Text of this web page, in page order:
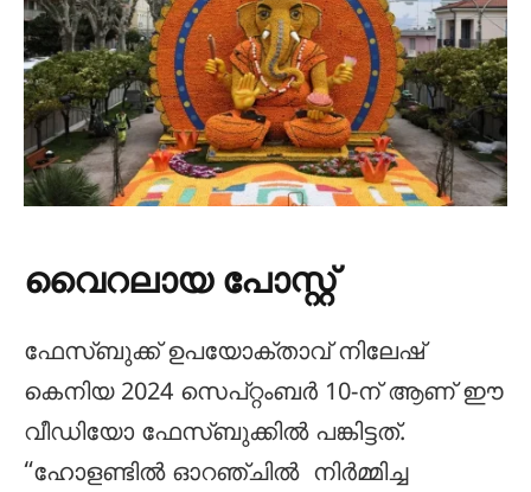
വൈറലായ പോസ്റ്റ്
ഫേസ്ബുക്ക് ഉപയോക്താവ് നിലേഷ്
കെനിയ 2024 സെപ്റ്റംബർ 10-ന് ആണ് ഈ
വീഡിയോ ഫേസ്ബുക്കിൽ പങ്കിട്ടത്.
“ഹോളണ്ടിൽ ഓറഞ്ചിൽ നിർമ്മിച്ച